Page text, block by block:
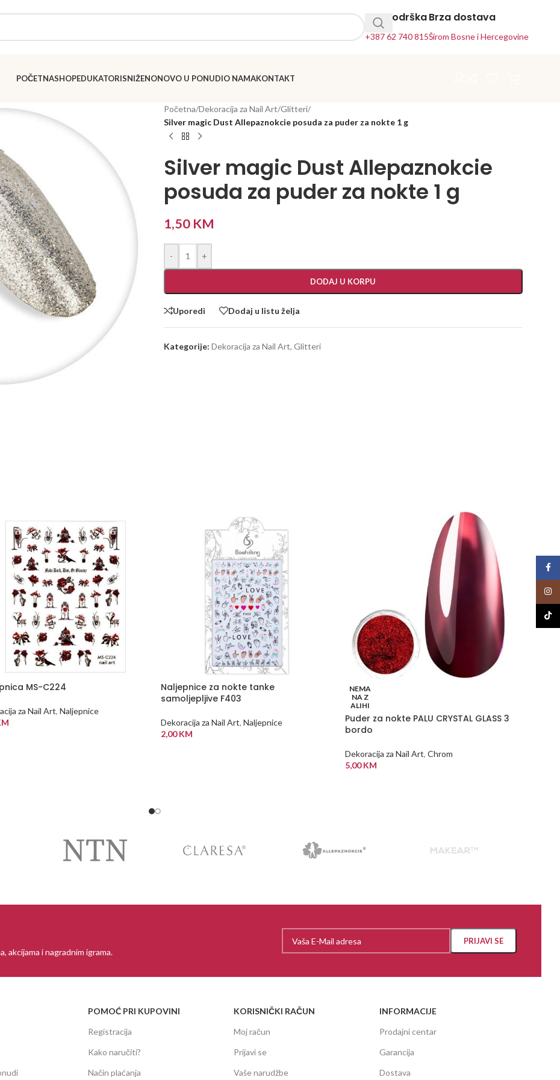
24h Podrška
+387 62 740 815
Brza dostava
Širom Bosne i Hercegovine
POČETNASHOPEDUKATORISNIŽENONOVO U PONUDIO NAMAKONTAKT
Početna/Dekoracija za Nail Art/Glitteri/
Silver magic Dust Allepaznokcie posuda za puder za nokte 1 g
Silver magic Dust Allepaznokcie
posuda za puder za nokte 1 g
1,50 KM
- +
DODAJ U KORPU
Uporedi Dodaj u listu želja
Kategorije: Dekoracija za Nail Art, Glitteri
MS-C224
za Nail Art, Naljepnice
Naljepnice za nokte tanke
samoljepljive F403
Dekoracija za Nail Art, Naljepnice
2,00KM
NEMA
NA Z
ALIHI
Puder za nokte PALU CRYSTAL GLASS 3
bordo
Dekoracija za Nail Art, Chrom
5,00KM
akcijama i nagradnim igrama.
POMOĆ PRI KUPOVINI
Registracija
Kako naručiti?
Način plaćanja
KORISNIČKI RAČUN
Moj račun
Prijavi se
Vaše narudžbe
INFORMACIJE
Prodajni centar
Garancija
Dostava